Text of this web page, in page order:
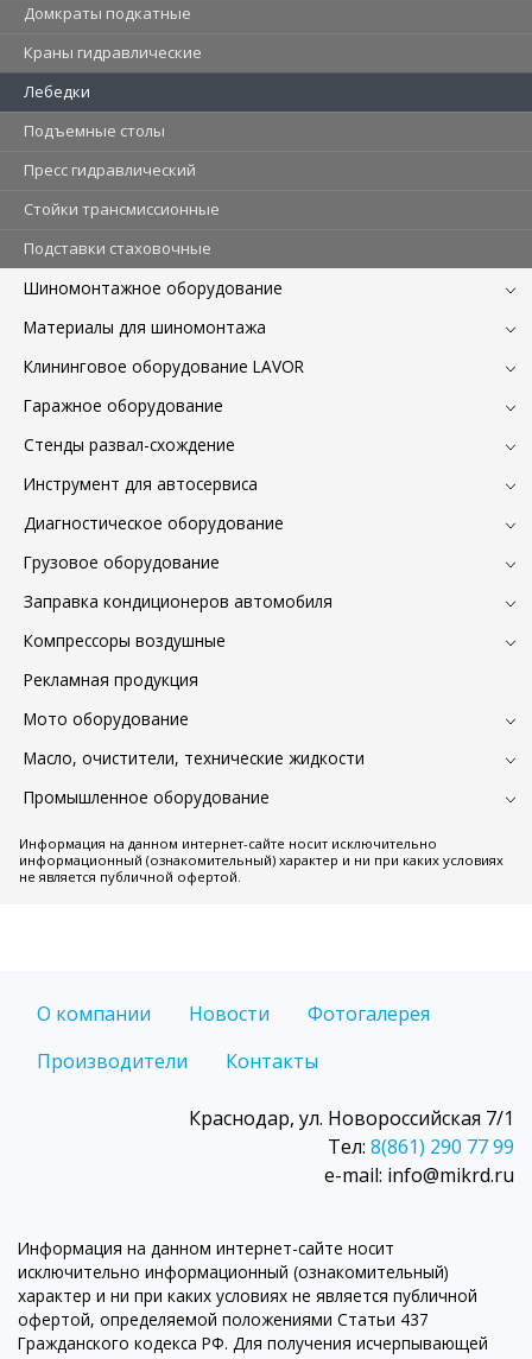
Домкраты подкатные
Краны гидравлические
Лебедки
Подъемные столы
Пресс гидравлический
Стойки трансмиссионные
Подставки стаховочные
Шиномонтажное оборудование
Материалы для шиномонтажа
Клининговое оборудование LAVOR
Гаражное оборудование
Стенды развал-схождение
Инструмент для автосервиса
Диагностическое оборудование
Грузовое оборудование
Заправка кондиционеров автомобиля
Компрессоры воздушные
Рекламная продукция
Мото оборудование
Масло, очистители, технические жидкости
Промышленное оборудование
Информация на данном интернет-сайте носит исключительно
информационный (ознакомительный) характер и ни при каких условиях
не является публичной офертой.
О компании Новости
Фотогалерея
Производители
Контакты
Краснодар, ул. Новороссийская 7/1
Тел: 8(861) 290 77 99
e-mail: info@mikrd.ru
Информация на данном интернет-сайте носит
исключительно информационный (ознакомительный)
характер и ни при каких условиях не является публичной
офертой, определяемой положениями Статьи 437
Гражданского кодекса РФ. Для получения исчерпывающей